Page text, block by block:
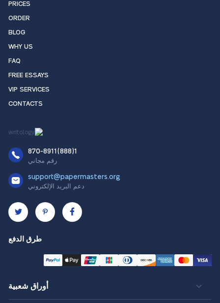
PRICES
ORDER
BLOG
WHY US
FAQ
FREE ESSAYS
VIP SERVICES
CONTACTS
1(888)870-8911
رقم مجاني
support@papermasters.org
دعم البريد الإلكتروني
طرق الدفع
أوراق شعبية